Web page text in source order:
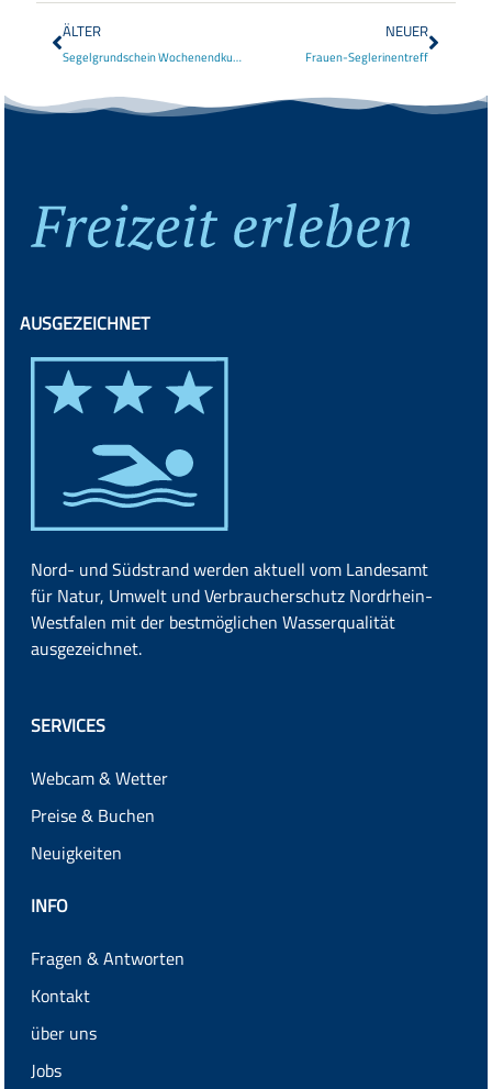
ÄLTER
Segelgrundschein Wochenendkurs mit Übernachtung
NEUER
Frauen-Seglerinentreff
AUSGEZEICHNET
Nord- und Südstrand werden aktuell vom Landesamt
für Natur, Umwelt und Verbraucherschutz Nordrhein-
Westfalen mit der bestmöglichen Wasserqualität
ausgezeichnet.
SERVICES
Webcam & Wetter
Preise & Buchen
Neuigkeiten
INFO
Fragen & Antworten
Kontakt
über uns
Jobs